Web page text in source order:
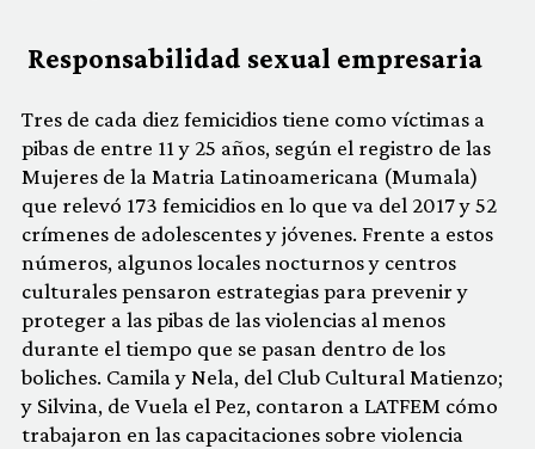
Responsabilidad sexual empresaria
Tres de cada diez femicidios tiene como víctimas a
pibas de entre 11 y 25 años, según el registro de las
Mujeres de la Matria Latinoamericana (Mumala)
que relevó 173 femicidios en lo que va del 2017 y 52
crímenes de adolescentes y jóvenes. Frente a estos
números, algunos locales nocturnos y centros
culturales pensaron estrategias para prevenir y
proteger a las pibas de las violencias al menos
durante el tiempo que se pasan dentro de los
boliches. Camila y Nela, del Club Cultural Matienzo;
y Silvina, de Vuela el Pez, contaron a LATFEM cómo
trabajaron en las capacitaciones sobre violencia